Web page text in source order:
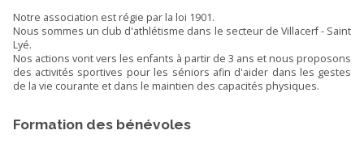
Notre association est régie par la loi 1901.
Nous sommes un club d'athlétisme dans le secteur de Villacerf - Saint
Lyé.
Nos actions vont vers les enfants à partir de 3 ans et nous proposons
des activités sportives pour les séniors afin d'aider dans les gestes
de la vie courante et dans le maintien des capacités physiques.
Formation des bénévoles